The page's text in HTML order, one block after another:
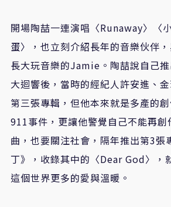
開場陶喆一連演唱〈Runaway〉〈
蛋〉，也立刻介紹長年的音樂伙伴
長大玩音樂的Jamie 。陶喆說自己
大迴響後，當時的經紀人許安進、
第三張專輯，但他本來就是多產的
911事件，更讓他警覺自己不能再
曲，也要關注社會，隔年推出第3張
丁》，收錄其中的〈Dear God〉，
這個世界更多的愛與溫暖。